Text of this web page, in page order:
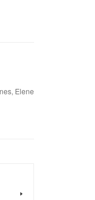
Elene